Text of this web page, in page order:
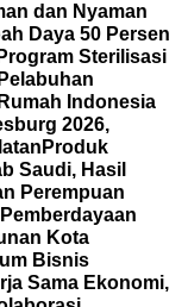
dan Nyaman
Daya 50 Persen
Sterilisasi
Indonesia
2026,
Produk
Saudi, Hasil
Perempuan
Kota
Bisnis
Sama Ekonomi,